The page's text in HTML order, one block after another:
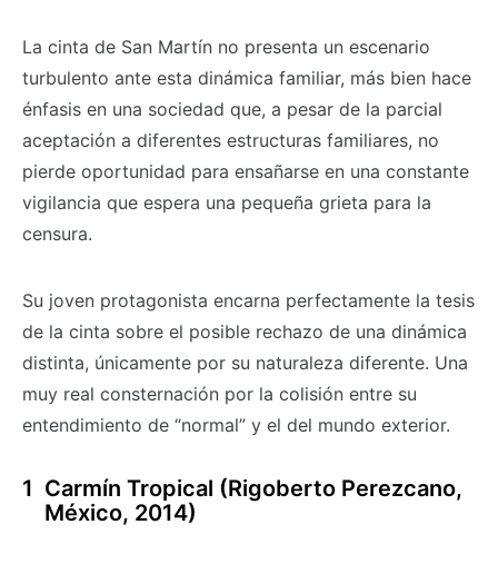
La cinta de San Martín no presenta un escenario
turbulento ante esta dinámica familiar, más bien hace
énfasis en una sociedad que, a pesar de la parcial
aceptación a diferentes estructuras familiares, no
pierde oportunidad para ensañarse en una constante
vigilancia que espera una pequeña grieta para la
censura.
Su joven protagonista encarna perfectamente la tesis
de la cinta sobre el posible rechazo de una dinámica
distinta, únicamente por su naturaleza diferente. Una
muy real consternación por la colisión entre su
entendimiento de “normal” y el del mundo exterior.
Carmín Tropical (Rigoberto Perezcano,
México, 2014)